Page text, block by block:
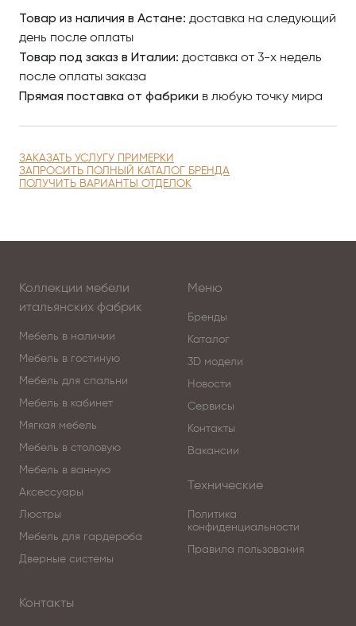
Товар из наличия в Астане: доставка на следующий
день после оплаты
Товар под заказ в Италии: доставка от 3-х недель
после оплаты заказа
Прямая поставка от фабрики в любую точку мира
ЗАКАЗАТЬ УСЛУГУ ПРИМЕРКИ
ЗАПРОСИТЬ ПОЛНЫЙ КАТАЛОГ БРЕНДА
ПОЛУЧИТЬ ВАРИАНТЫ ОТДЕЛОК
Коллекции мебели
итальянских фабрик
Мебель в наличии
Мебель в гостиную
Мебель для спальни
Мебель в кабинет
Мягкая мебель
Мебель в столовую
Мебель в ванную
Аксессуары
Люстры
Мебель для гардероба
Дверные системы
Меню
Бренды
Каталог
3D модели
Новости
Сервисы
Контакты
Вакансии
Технические
Политика
конфиденциальности
Правила пользования
Контакты